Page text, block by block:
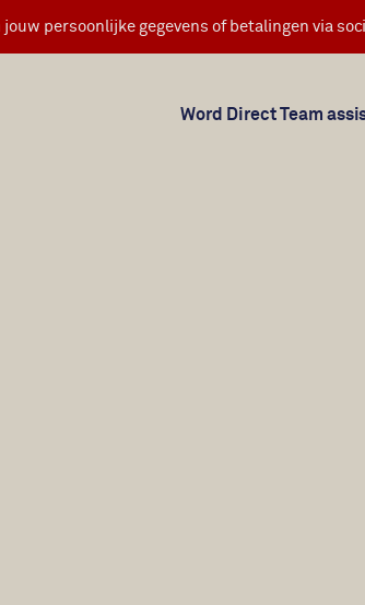
jouw persoonlijke gegevens of betalingen via
Word Direct Team